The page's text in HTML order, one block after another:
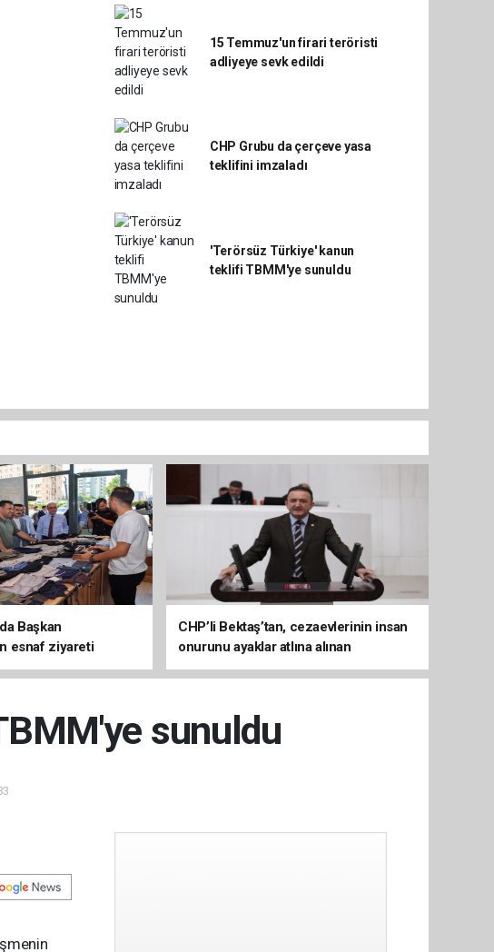
15 Temmuz'un firari teröristi
adliyeye sevk edildi
CHP Grubu da çerçeve yasa
teklifini imzaladı
'Terörsüz Türkiye' kanun
teklifi TBMM'ye sunuldu
Başkan
esnaf ziyareti
CHP’li Bektaş’tan, cezaevlerinin insan
onurunu ayaklar atlına alınan
mekânlara dönüşmesine tepki
sunuldu